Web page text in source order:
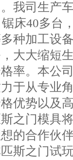
我司生产
床40多台
种加工设
大大缩短
率。本公
于从专业
优势以及
之门模具
的合作伙
斯之门试